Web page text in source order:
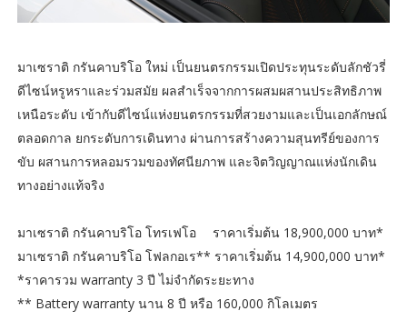
มาเซราติ กรันคาบริโอ ใหม่ เป็นยนตรกรรมเปิดประทุนระดับลักชัวรี่
ดีไซน์หรูหราและร่วมสมัย ผลสำเร็จจากการผสมผสานประสิทธิภาพ
เหนือระดับ เข้ากับดีไซน์แห่งยนตรกรรมที่สวยงามและเป็นเอกลักษณ์
ตลอดกาล ยกระดับการเดินทาง ผ่านการสร้างความสุนทรีย์ของการ
ขับ ผสานการหลอมรวมของทัศนียภาพ และจิตวิญญาณแห่งนักเดิน
ทางอย่างแท้จริง
มาเซราติ กรันคาบริโอ โทรเฟโอ ราคาเริ่มต้น 18,900,000 บาท*
มาเซราติ กรันคาบริโอ โฟลกอเร** ราคาเริ่มต้น 14,900,000 บาท*
*ราคารวม warranty 3 ปี ไม่จำกัดระยะทาง
** Battery warranty นาน 8 ปี หรือ 160,000 กิโลเมตร